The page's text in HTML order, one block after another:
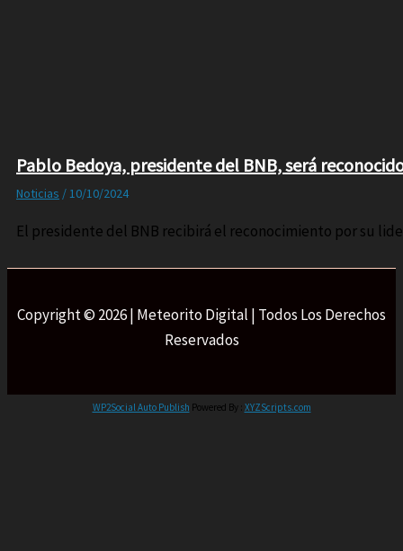
Pablo Bedoya, presidente del BNB, será
Noticias /10/10/2024
El presidente del BNB recibirá el reconocimiento por su
Copyright © 2026 | Meteorito Digital | Todos Los Derechos
Reservados
WP2Social Auto Publish Powered By : XYZScripts.com